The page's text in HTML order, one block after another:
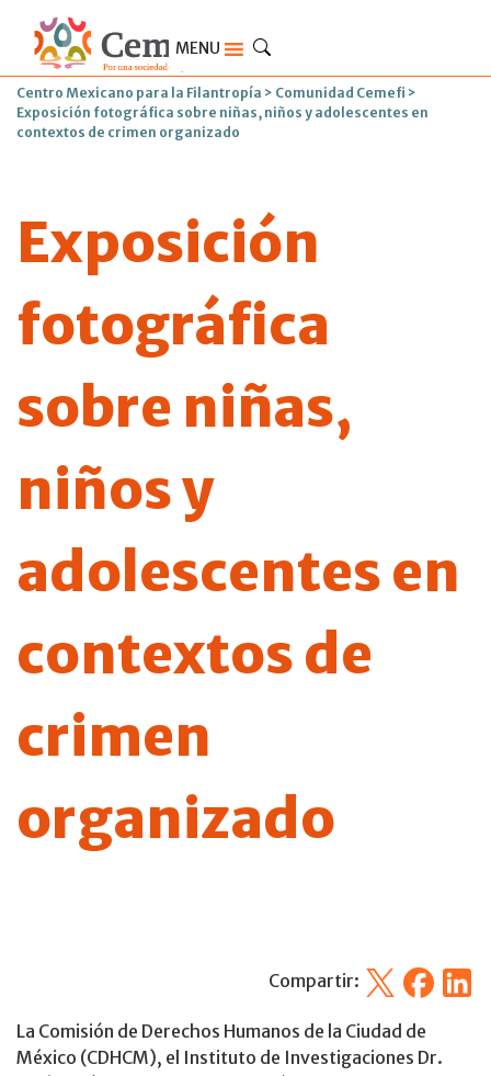
MENU
Centro Mexicano para la Filantropía > Comunidad Cemefi >
Exposición fotográfica sobre niñas, niños y adolescentes en
contextos de crimen organizado
Exposición
fotográfica
sobre niñas,
niños y
adolescentes en
contextos de
crimen
organizado
Compartir: X Facebook
La Comisión de Derechos Humanos de la Ciudad de
México (CDHCM), el Instituto de Investigaciones Dr.